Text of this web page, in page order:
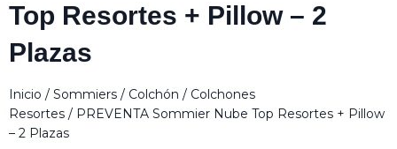
Top Resortes + Pillow – 2
Plazas
Inicio / Sommiers / Colchón / Colchones
Resortes / PREVENTA Sommier Nube Top Resortes + Pillow
– 2 Plazas